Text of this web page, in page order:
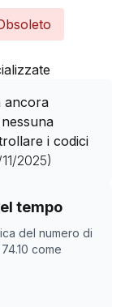
ancora
i codici
2025)
tempo
del numero di
74.10 come
ATECO
0